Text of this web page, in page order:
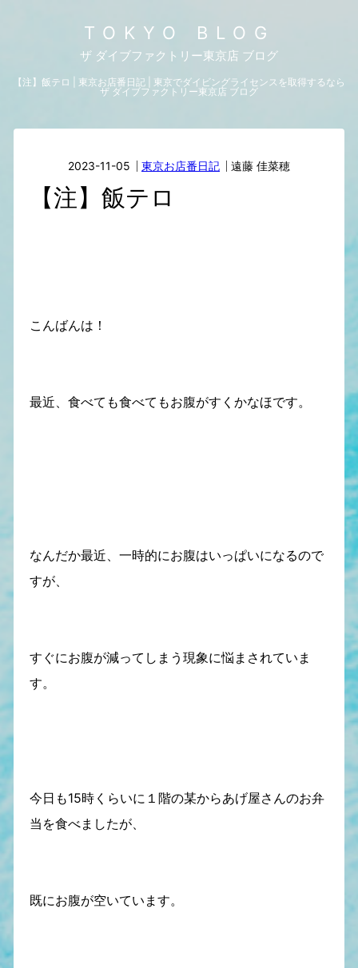
TOKYO BLOG
ザ ダイブファクトリー東京店 ブログ
【注】飯テロ | 東京お店番日記 | 東京でダイビングライセンスを取得するなら
ザ ダイブファクトリー東京店 ブログ
2023-11-05 東京お店番日記 遠藤 佳菜穂
【注】飯テロ
こんばんは！
最近、食べても食べてもお腹がすくかなほです。
なんだか最近、一時的にお腹はいっぱいになるので
すが、
すぐにお腹が減ってしまう現象に悩まされていま
す。
今日も15時くらいに１階の某からあげ屋さんのお弁
当を食べましたが、
既にお腹が空いています。